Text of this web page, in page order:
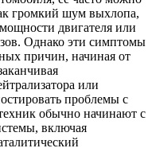
громкий шум выхлопа,
двигателя или
Однако эти симптомы
причин, начиная от
или
проблемы с
обычно начинают с
включая